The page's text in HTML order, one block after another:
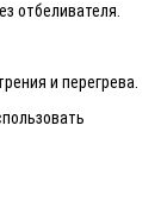
отбеливателя.
и перегрева.